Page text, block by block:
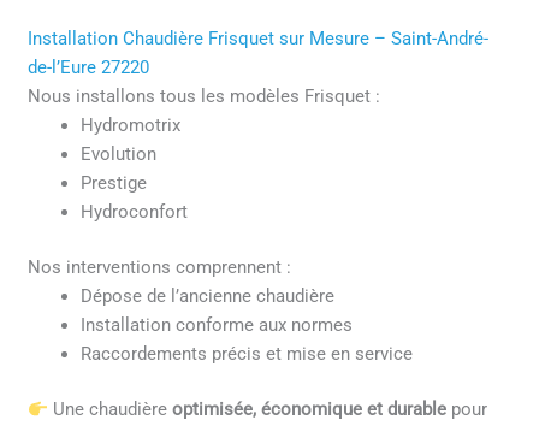
Installation Chaudière Frisquet sur Mesure – Saint-André-
de-l’Eure 27220
Nous installons tous les modèles Frisquet :
Hydromotrix
Evolution
Prestige
Hydroconfort
Nos interventions comprennent :
Dépose de l’ancienne chaudière
Installation conforme aux normes
Raccordements précis et mise en service
Une chaudière optimisée, économique et durablepour